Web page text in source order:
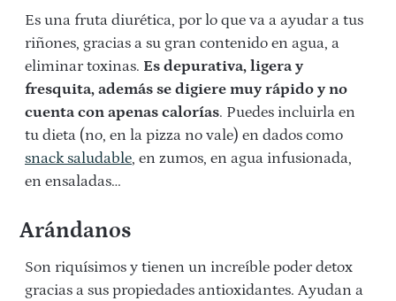
Es una fruta diurética, por lo que va a ayudar a tus
riñones, gracias a su gran contenido en agua, a
eliminar toxinas. Es depurativa, ligera y
fresquita, además se digiere muy rápido y no
cuenta con apenas calorías. Puedes incluirla en
tu dieta (no, en la pizza no vale) en dados como
snack saludable, en zumos, en agua infusionada,
en ensaladas…
Arándanos
Son riquísimos y tienen un increíble poder detox
gracias a sus propiedades antioxidantes. Ayudan a